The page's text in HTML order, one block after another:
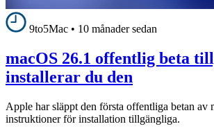
9to5Mac • 10 månader sedan
macOS 26.1 offentlig beta
installerar du den
Apple har släppt den första offentliga betan av
instruktioner för installation tillgängliga.